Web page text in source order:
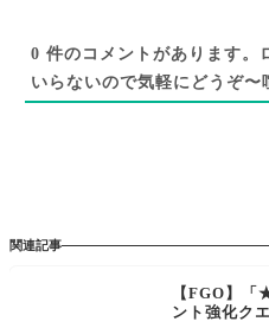
0 件のコメントがあります。
いらないので気軽にどうぞ〜
関連記事
【FGO】
ント強化ク